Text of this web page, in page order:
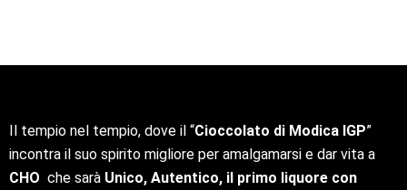
Il tempio nel tempio, dove il “Cioccolato di Modica IGP”
incontra il suo spirito migliore per amalgamarsi e dar vita a
CHO che sarà Unico, Autentico, il primo liquore con